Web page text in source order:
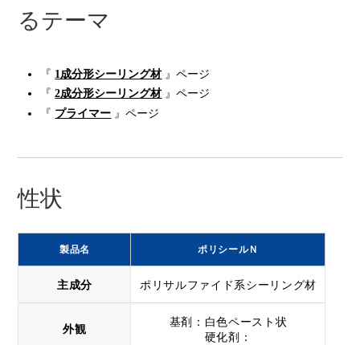
るテーマ
『 1成分形シーリング材』ページ
『2成分形シーリング材』ページ
『 プライマー 』ページ
性状
製品名 ポリシールＮ
主成分 ポリサルファイド系シーリング材
外観
基剤：白色ペースト状
硬化剤：